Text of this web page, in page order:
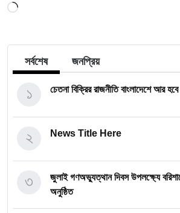
Loading…
সর্বশেষ জনপ্রিয়
চেতনা বিক্রির রাজনীতি বাংলাদেশে আর হবে
১
News Title Here
২
জুলাই গণঅভ্যুত্থান দিবস উপলক্ষ্যে
অনুষ্ঠিত
৩